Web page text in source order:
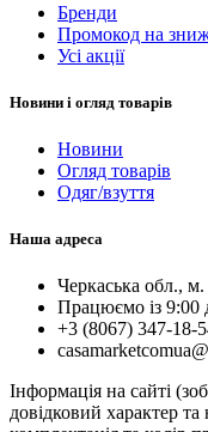
Бренди
Промокод на
Усі акції
Новини і огляд товарів
Новини
Огляд товарів
Одяг/взуття
Наша адреса
Черкаська обл.,
Працюємо із 9:00
+3 (8067) 347-18-
Інформація на сайті
довідковий характер